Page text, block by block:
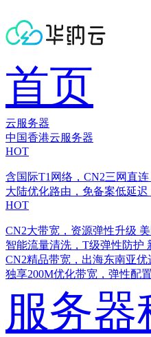
首页
云服务器
中国香港云服务器
HOT
含国际T1网络，CN2三网直连
大陆优化路由，免备案低延迟
HOT
CN2大带宽，资源弹性升级
智能流量清洗，T级弹性防护
CN2精品带宽，出海东南亚优
独享200M优化带宽，弹性配置
服务器